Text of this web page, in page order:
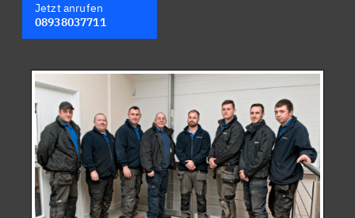
Jetzt anrufen
08938037711